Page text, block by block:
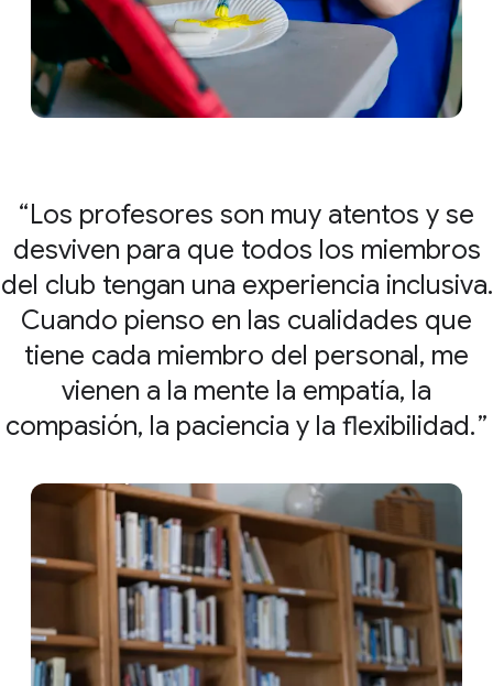
Los profesores son muy atentos y se
desviven para que todos los miembros
del club tengan una experiencia inclusiva.
Cuando pienso en las cualidades que
tiene cada miembro del personal, me
vienen a la mente la empatía, la
compasión, la paciencia y la flexibilidad.